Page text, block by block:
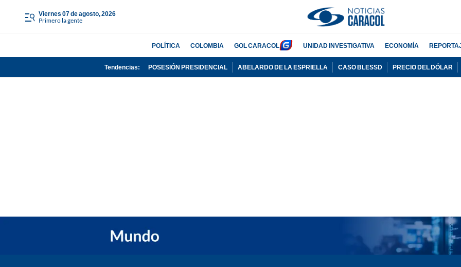
viernes 07 de agosto, 2026
Primero la gente
POLÍTICA COLOMBIA GOL CARACOL UNIDAD INVESTIGATIVA ECONOMÍA
Tendencias: POSESIÓN PRESIDENCIAL ABELARDO DE LA ESPRIELLA CASO BLESSD PRECIO DEL DÓLAR